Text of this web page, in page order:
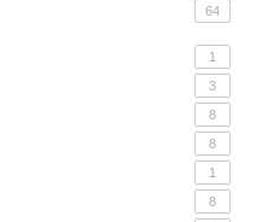
64
1
3
8
8
1
8